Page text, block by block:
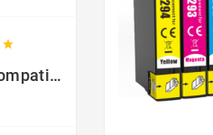

Pack Compatible Canon PG-540 XL / CL-541 XL ? Negro Y Color ? Alta Capacidad